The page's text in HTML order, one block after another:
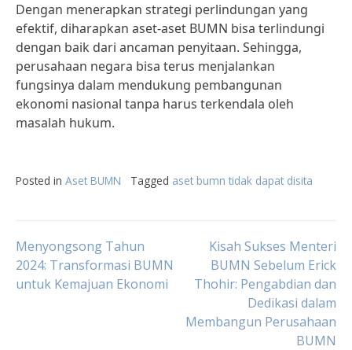
Dengan menerapkan strategi perlindungan yang
efektif, diharapkan aset-aset BUMN bisa terlindungi
dengan baik dari ancaman penyitaan. Sehingga,
perusahaan negara bisa terus menjalankan
fungsinya dalam mendukung pembangunan
ekonomi nasional tanpa harus terkendala oleh
masalah hukum.
Posted in Aset BUMN Tagged aset bumn tidak dapat disita
Post
navigation
Menyongsong Tahun
2024: Transformasi BUMN
untuk Kemajuan Ekonomi
Kisah Sukses Menteri
BUMN Sebelum Erick
Thohir: Pengabdian dan
Dedikasi dalam
Membangun Perusahaan
BUMN